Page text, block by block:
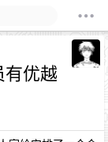
有优越